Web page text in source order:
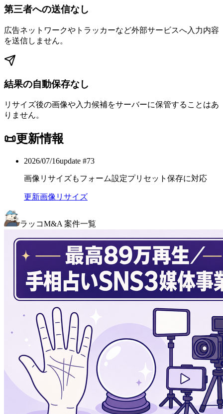
第三者への送信なし
広告ネットワークやトラッカーなど外部サービスへ入力内容
を送信しません。
結果の自動保存なし
リサイズ後の画像や入力候補をサーバーに保管することはあ
りません。
📜更新情報
2026/07/16update #73
画像リサイズもフォーム設定プリセット保存に対応
更新画像リサイズ
ラッコM&A 案件一覧